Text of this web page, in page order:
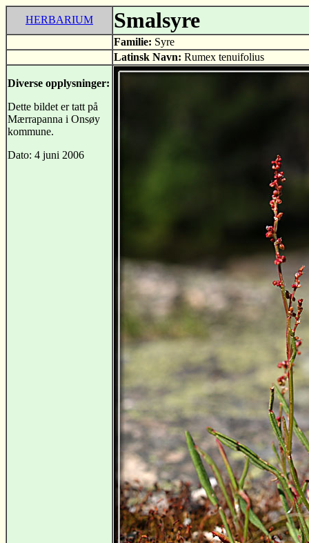
HERBARIUM Smalsyre
Familie: Syre
Latinsk Navn: Rumex tenuifolius
Diverse opplysninger:
Dette bildet er tatt på
Mærrapanna i Onsøy
kommune.
Dato: 4 juni 2006